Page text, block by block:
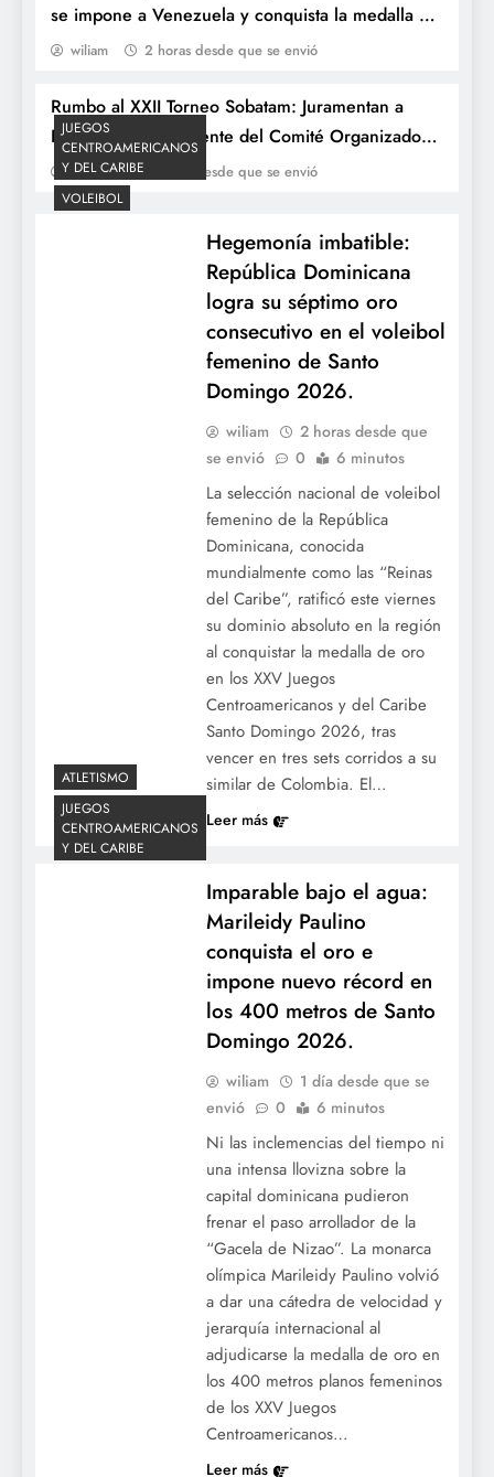
se impone a Venezuela y conquista la medalla de
oro en baloncesto 3×3 femenino de Santo
wiliam 2 horas desde que se envió
Rumbo al XXII Torneo Sobatam: Juramentan a
Robinson Lora al frente del Comité Organizador
del baloncesto de Tamboril.
wiliam 2 horas desde que se envió
Salvamento al béisbol infantil: ADCIO
Media financiará la participación de
República Dominicana en la Serie del
Caribe Kids 2026.
La LIDOM cancela su participación en la
Serie del Caribe Kids 2026 por falta de
Imparables: Medias Rojas vencen a los
Rays con jonrón de Contreras y sellan su
13.ª victoria consecutiva.
Agenda confirmada: Las Mayores
proyectan un histórico inicio para 2027
mientras el mercado de cambios de 2026
entra en su etapa crucial.
JUEGOS
CENTROAMERICANOS
Y DEL CARIBE
VOLEIBOL
Hegemonía imbatible:
República Dominicana
logra su séptimo oro
consecutivo en el voleibol
femenino de Santo
Domingo 2026.
wiliam
2 horas desde que
se envió
0 6 minutos
La selección nacional de voleibol
femenino de la República
Dominicana, conocida
mundialmente como las “Reinas
del Caribe”, ratificó este viernes
su dominio absoluto en la región
al conquistar la medalla de oro
en los XXV Juegos
Centroamericanos y del Caribe
Santo Domingo 2026, tras
vencer en tres sets corridos a su
similar de Colombia. El…
Leer más
ATLETISMO
JUEGOS
CENTROAMERICANOS
Y DEL CARIBE
Imparable bajo el agua:
Marileidy Paulino
conquista el oro e
impone nuevo récord en
los 400 metros de Santo
Domingo 2026.
wiliam
1 día desde que se
envió
0 6 minutos
Ni las inclemencias del tiempo ni
una intensa llovizna sobre la
capital dominicana pudieron
frenar el paso arrollador de la
“Gacela de Nizao”. La monarca
olímpica Marileidy Paulino volvió
a dar una cátedra de velocidad y
jerarquía internacional al
adjudicarse la medalla de oro en
los 400 metros planos femeninos
de los XXV Juegos
Centroamericanos…
Leer más